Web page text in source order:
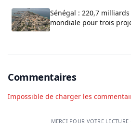
Sénégal : 220,7 milliards
mondiale pour trois
Commentaires
Impossible de charger les
MERCI POUR VOTRE